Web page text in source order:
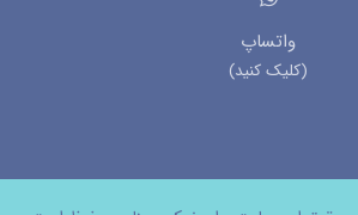
واتساپ
(کلیک کنید)